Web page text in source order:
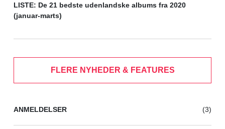
LISTE: De 21 bedste udenlandske albums fra 2020
(januar-marts)
FLERE NYHEDER & FEATURES
ANMELDELSER (3)